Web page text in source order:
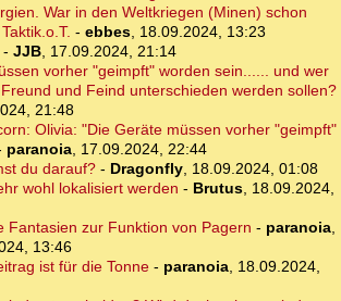
War in den Weltkriegen (Minen) schon
- ebbes, 18.09.2024, 13:23
- JJB, 17.09.2024, 21:14
vorher "geimpft" worden sein...... und wer
und Feind unterschieden werden sollen?
21:48
Olivia: "Die Geräte müssen vorher "geimpft"
paranoia, 17.09.2024, 22:44
du darauf?- Dragonfly, 18.09.2024, 01:08
wohl lokalisiert werden - Brutus, 18.09.2024,
Fantasien zur Funktion von Pagern - paranoia,
13:46
ist für die Tonne- paranoia, 18.09.2024,